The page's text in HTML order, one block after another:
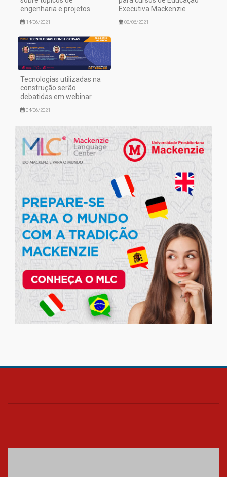
engenharia e projetos
14/06/2021
Executiva Mackenzie
08/06/2021
Tecnologias utilizadas na
construção serão
debatidas em webinar
04/06/2021